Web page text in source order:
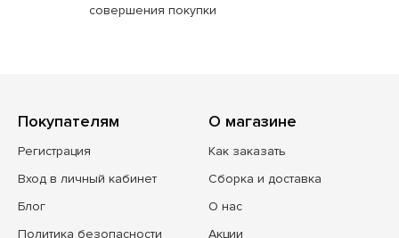
совершения покупки
Покупателям
Регистрация
Вход в личный кабинет
Блог
Политика безопасности
О магазине
Как заказать
Сборка и доставка
О нас
Акции